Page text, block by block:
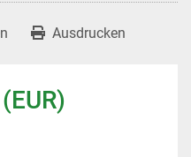
Ausdrucken